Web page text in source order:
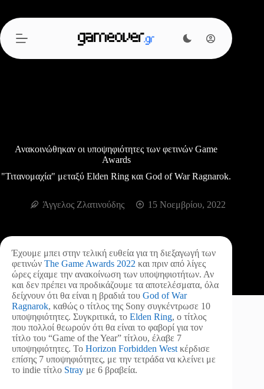
περιεχόμενο
Ανακοινώθηκαν οι υποψηφιότητες των φετινών Game
Awards
"Τιτανομαχία" μεταξύ Elden Ring και God of War Ragnarok.
Άγγελος Ζλατινούδης 15 Νοεμβρίου, 2022
Έχουμε μπει στην τελική ευθεία για τη διεξαγωγή των
φετινών The Game Awards 2022 και πριν από λίγες
ώρες είχαμε την ανακοίνωση των υποψηφιοτήτων. Αν
και δεν πρέπει να προδικάζουμε τα αποτελέσματα, όλα
δείχνουν ότι θα είναι η βραδιά του God of War
Ragnarok, καθώς ο τίτλος της Sony συγκέντρωσε 10
υποψηφιότητες. Συγκριτικά, το Elden Ring, ο τίτλος
που πολλοί θεωρούν ότι θα είναι το φαβορί για τον
τίτλο του “Game of the Year” τίτλου, έλαβε 7
υποψηφιότητες. Το Horizon Forbidden West κέρδισε
επίσης 7 υποψηφιότητες, με την τετράδα να κλείνει με
το indie τίτλο Stray με 6 βραβεία.